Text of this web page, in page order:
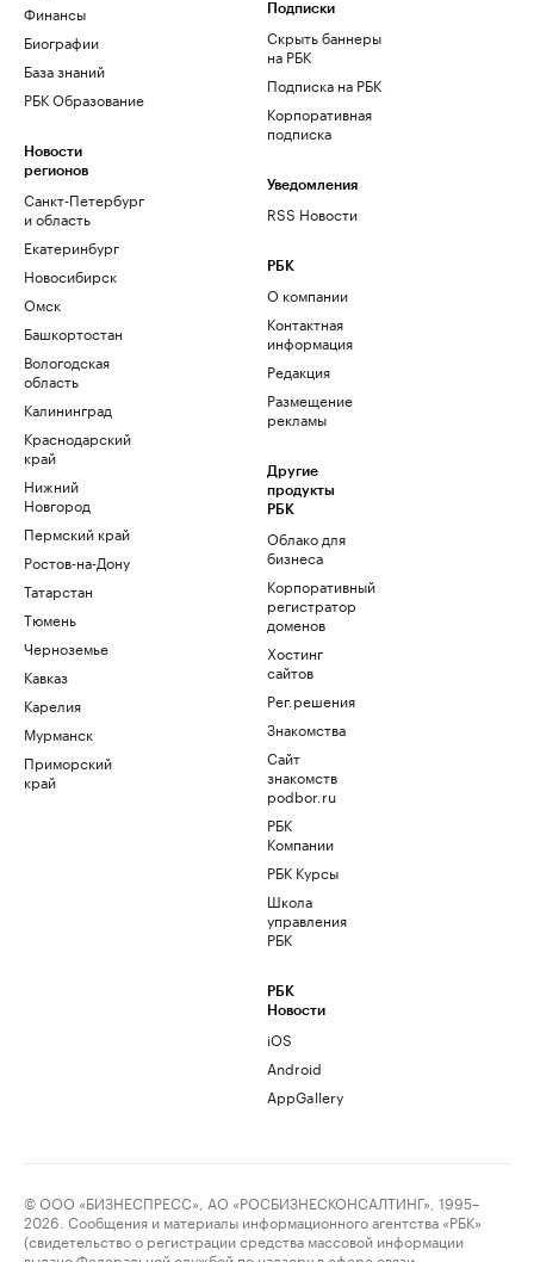
Финансы
Биографии
База знаний
РБК Образование
Новости
регионов
Санкт-Петербург
и область
Екатеринбург
Новосибирск
Омск
Башкортостан
Вологодская
область
Калининград
Краснодарский
край
Нижний
Новгород
Пермский край
Ростов-на-Дону
Татарстан
Тюмень
Черноземье
Кавказ
Карелия
Мурманск
Приморский
край
Подписки
Скрыть баннеры
на РБК
Подписка на РБК
Корпоративная
подписка
Уведомления
RSS Новости
РБК
О компании
Контактная
информация
Редакция
Размещение
рекламы
Другие
продукты
РБК
Облако для
бизнеса
Корпоративный
регистратор
доменов
Хостинг
сайтов
Рег.решения
Знакомства
Сайт
знакомств
podbor.ru
РБК
Компании
РБК Курсы
Школа
управления
РБК
РБК
Новости
iOS
Android
AppGallery
© ООО «БИЗНЕСПРЕСС», АО «РОСБИЗНЕСКОНСАЛТИНГ», 1995–
2026. Сообщения и материалы информационного агентства «РБК»
(свидетельство о регистрации средства массовой информации